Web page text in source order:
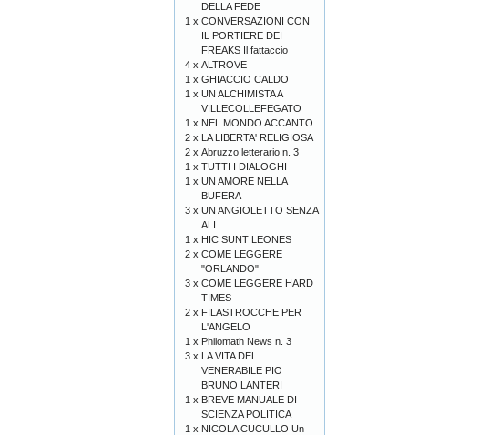
DELLA FEDE
1 x CONVERSAZIONI CON
IL PORTIERE DEI
FREAKS Il fattaccio
4 x ALTROVE
1 x GHIACCIO CALDO
1 x UN ALCHIMISTA A
VILLECOLLEFEGATO
1 x NEL MONDO ACCANTO
2 x LA LIBERTA' RELIGIOSA
2 x Abruzzo letterario n. 3
1 x TUTTI I DIALOGHI
1 x UN AMORE NELLA
BUFERA
3 x UN ANGIOLETTO SENZA
ALI
1 x HIC SUNT LEONES
2 x COME LEGGERE
"ORLANDO"
3 x COME LEGGERE HARD
TIMES
2 x FILASTROCCHE PER
L'ANGELO
1 x Philomath News n. 3
3 x LA VITA DEL
VENERABILE PIO
BRUNO LANTERI
1 x BREVE MANUALE DI
SCIENZA POLITICA
1 x NICOLA CUCULLO Un